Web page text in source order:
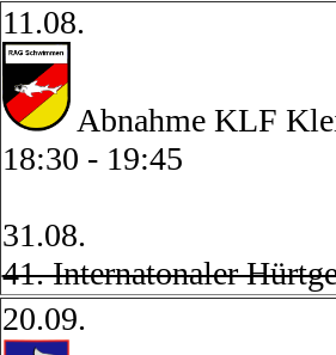
11.08.
Abnahme KLF
18:30 - 19:45
31.08.
41. Internatonaler
20.09.